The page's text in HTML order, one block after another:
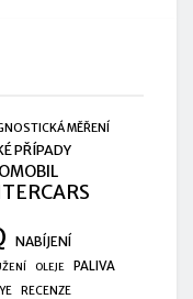
MĚŘENÍ
PŘÍPADY
NABÍJENÍ
OLEJE PALIVA
RECENZE